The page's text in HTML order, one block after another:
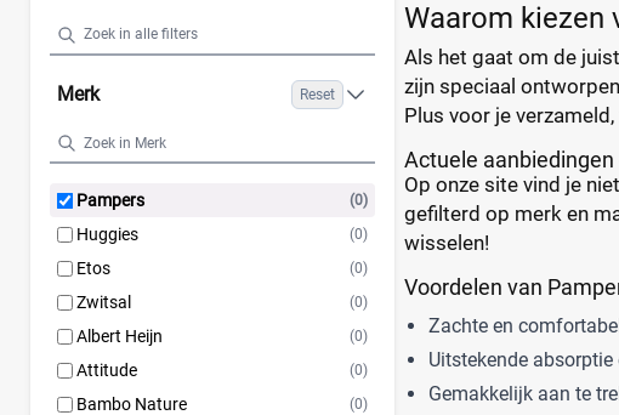
Merk Reset
Pampers (0)
Huggies (0)
Etos (0)
Zwitsal (0)
Albert Heijn (0)
Attitude (0)
Bambo Nature (0)
Waarom kiezen
Als het gaat om de
zijn speciaal
Plus voor je
Actuele aanbiedingen
Op onze site vind je
gefilterd op merk en
wisselen!
Voordelen van
Zachte en
Uitstekende
Gemakkelijk aan te